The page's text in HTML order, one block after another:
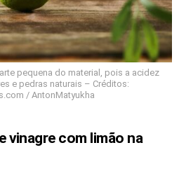
pequena do material, pois a acidez
e pedras naturais – Créditos:
/ AntonMatyukha
vinagre com limão na